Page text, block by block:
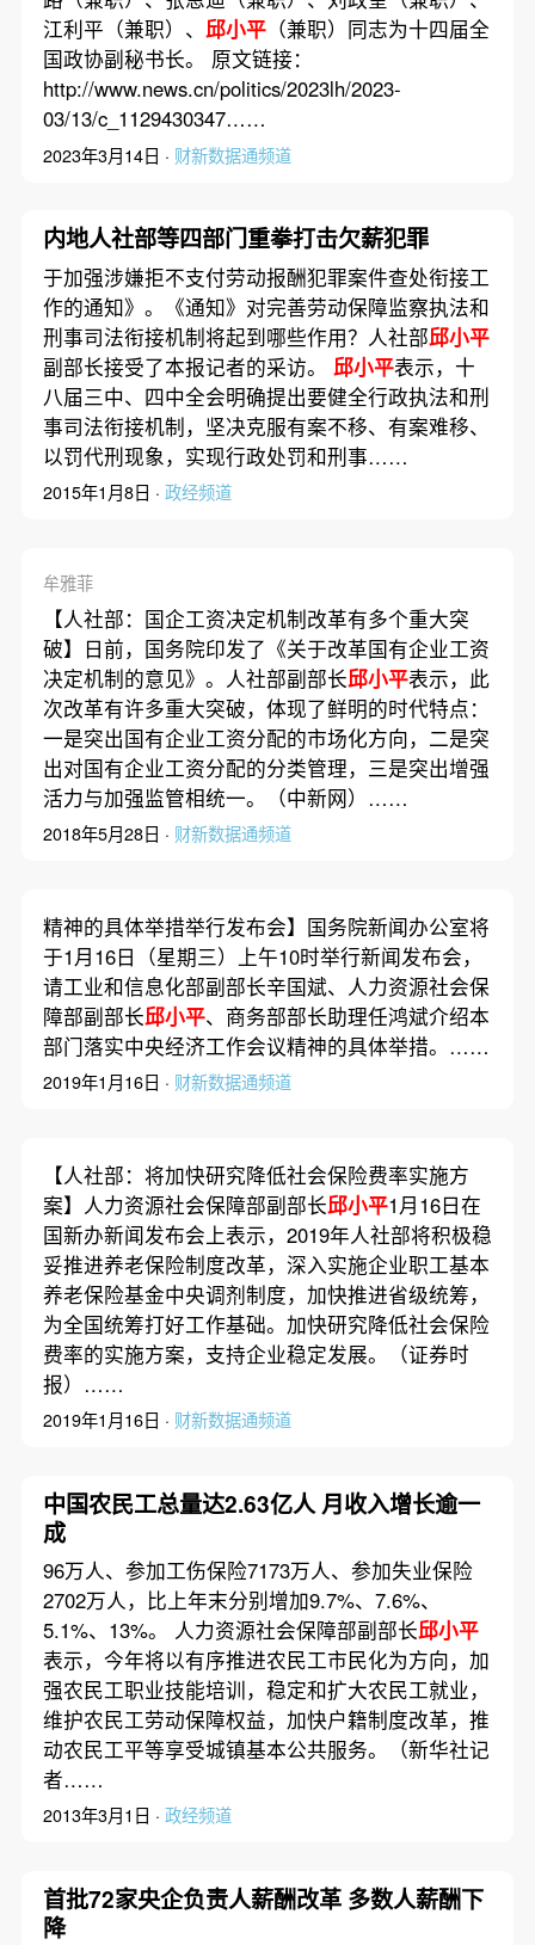
江利平（兼职）、 邱小平（兼职）同志为十四届全
国政协副秘书长。 原文链接：
http://www.news.cn/politics/2023lh/2023-
03/13/c_1129430347……
2023年3月14日 · 财新数据通频道
内地人社部等四部门重拳打击欠薪犯罪
于加强涉嫌拒不支付劳动报酬犯罪案件查处衔接工
作的通知》。《通知》对完善劳动保障监察执法和
刑事司法衔接机制将起到哪些作用？人社部邱小平
副部长接受了本报记者的采访。 邱小平表示，十
八届三中、四中全会明确提出要健全行政执法和刑
事司法衔接机制，坚决克服有案不移、有案难移、
以罚代刑现象，实现行政处罚和刑事……
2015年1月8日 · 政经频道
牟雅菲
【人社部：国企工资决定机制改革有多个重大突
破】日前，国务院印发了《关于改革国有企业工资
决定机制的意见》。人社部副部长邱小平表示，此
次改革有许多重大突破，体现了鲜明的时代特点：
一是突出国有企业工资分配的市场化方向，二是突
出对国有企业工资分配的分类管理，三是突出增强
活力与加强监管相统一。（中新网）……
2018年5月28日 · 财新数据通频道
精神的具体举措举行发布会】国务院新闻办公室将
于1月16日（星期三）上午10时举行新闻发布会，
请工业和信息化部副部长辛国斌、人力资源社会保
障部副部长邱小平、商务部部长助理任鸿斌介绍本
部门落实中央经济工作会议精神的具体举措。……
2019年1月16日 · 财新数据通频道
【人社部：将加快研究降低社会保险费率实施方
案】人力资源社会保障部副部长邱小平1月16日在
国新办新闻发布会上表示，2019年人社部将积极稳
妥推进养老保险制度改革，深入实施企业职工基本
养老保险基金中央调剂制度，加快推进省级统筹，
为全国统筹打好工作基础。加快研究降低社会保险
费率的实施方案，支持企业稳定发展。（证券时
报）……
2019年1月16日 · 财新数据通频道
中国农民工总量达2.63亿人 月收入增长逾一
成
96万人、参加工伤保险7173万人、参加失业保险
2702万人，比上年末分别增加9.7%、7.6%、
5.1%、13%。 人力资源社会保障部副部长邱小平
表示，今年将以有序推进农民工市民化为方向，加
强农民工职业技能培训，稳定和扩大农民工就业，
维护农民工劳动保障权益，加快户籍制度改革，推
动农民工平等享受城镇基本公共服务。（新华社记
者……
2013年3月1日 · 政经频道
首批72家央企负责人薪酬改革 多数人薪酬下
降